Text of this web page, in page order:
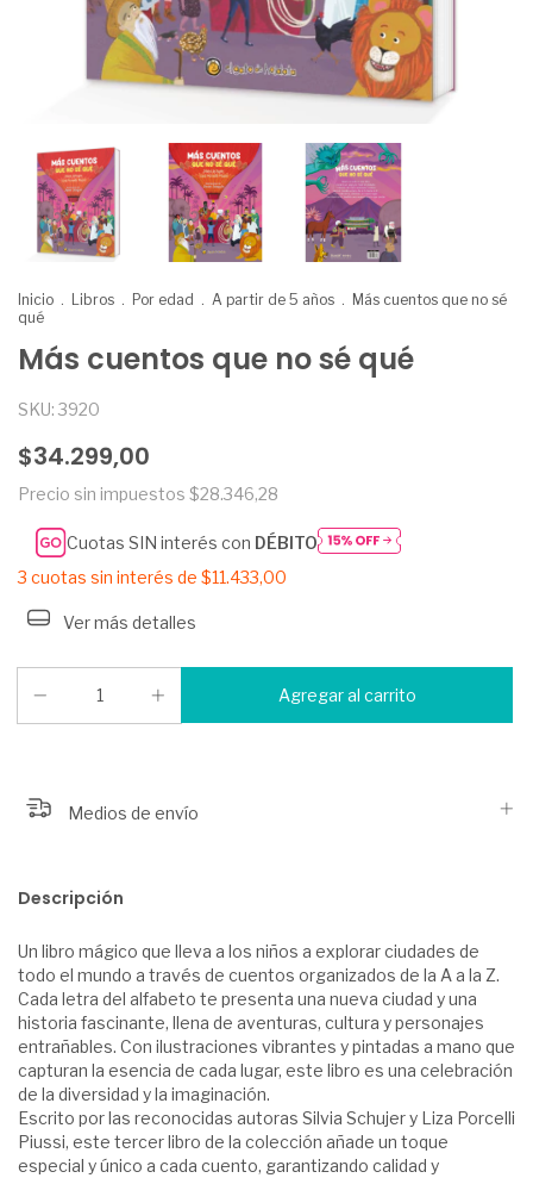
Inicio . Libros . Por edad . A partir de 5 años . Más cuentos que no sé
qué
Más cuentos que no sé qué
SKU: 3920
$34.299,00
Precio sin impuestos $28.346,28
Cuotas SIN interés con DÉBITO
3 cuotas sin interés de $11.433,00
Ver más detalles
Medios de envío
Descripción
Un libro mágico que lleva a los niños a explorar ciudades de
todo el mundo a través de cuentos organizados de la A a la Z.
Cada letra del alfabeto te presenta una nueva ciudad y una
historia fascinante, llena de aventuras, cultura y personajes
entrañables. Con ilustraciones vibrantes y pintadas a mano que
capturan la esencia de cada lugar, este libro es una celebración
de la diversidad y la imaginación.
Escrito por las reconocidas autoras Silvia Schujer y Liza Porcelli
Piussi, este tercer libro de la colección añade un toque
especial y único a cada cuento, garantizando calidad y